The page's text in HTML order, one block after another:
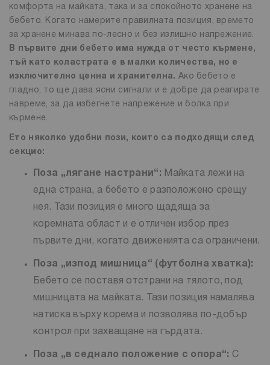
комфорта на майката, така и за спокойното хранене на
бебето. Когато намерите правилната позиция, времето
за хранене минава по-лесно и без излишно напрежение.
В първите дни бебето има нужда от често кърмене,
тъй като коластрата е в малки количества, но е
изключително ценна и хранителна. Ако бебето е
гладно, то ще дава ясни сигнали и е добре да реагирате
навреме, за да избегнете напрежение и болка при
кърмене.
Ето няколко удобни пози, които са подходящи след
секцио:
Поза „лягане настрани“: Майката лежи на
една страна, а бебето е разположено срещу
нея. Тази позиция е много щадяща за
коремната област и е отличен избор през
първите дни, когато движенията са ограничени.
Поза „изпод мишница“ (футболна хватка):
Бебето се поставя отстрани на тялото, под
мишницата на майката. Тази позиция намалява
натиска върху корема и позволява по-добър
контрол при захващане на гърдата.
Поза „в седнало положение с опора“: С